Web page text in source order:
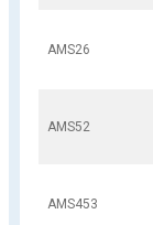
AMS26
AMS52
AMS453